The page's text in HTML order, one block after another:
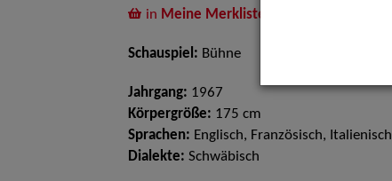
in Meine Merkliste
Schauspiel: Bühne
Jahrgang: 1967
Körpergröße: 175 cm
Sprachen: Englisch, Französisch, Italienisch
Dialekte: Schwäbisch